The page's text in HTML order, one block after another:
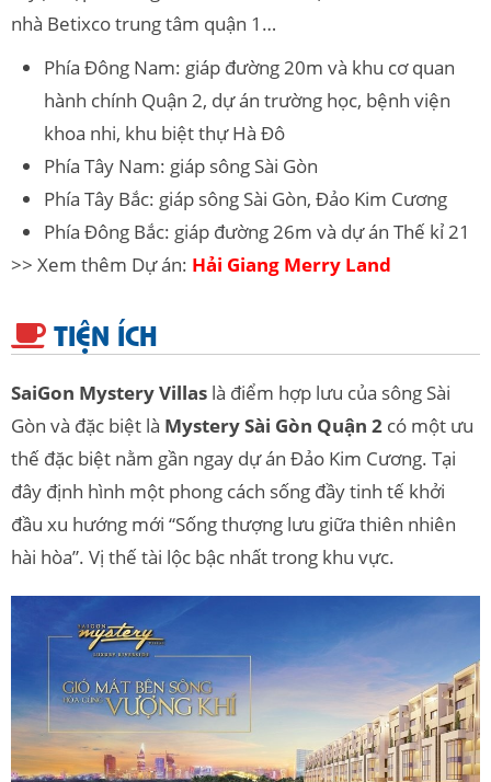
nhà Betixco trung tâm quận 1…
Phía Đông Nam: giáp đường 20m và khu cơ quan
hành chính Quận 2, dự án trường học, bệnh viện
khoa nhi, khu biệt thự Hà Đô
Phía Tây Nam: giáp sông Sài Gòn
Phía Tây Bắc: giáp sông Sài Gòn, Đảo Kim Cương
Phía Đông Bắc: giáp đường 26m và dự án Thế kỉ 21
>> Xem thêm Dự án: Hải Giang Merry Land
TIỆN ÍCH
SaiGon Mystery Villas là điểm hợp lưu của sông Sài
Gòn và đặc biệt là Mystery Sài Gòn Quận 2 có một ưu
thế đặc biệt nằm gần ngay dự án Đảo Kim Cương. Tại
đây định hình một phong cách sống đầy tinh tế khởi
đầu xu hướng mới “Sống thượng lưu giữa thiên nhiên
hài hòa”. Vị thế tài lộc bậc nhất trong khu vực.